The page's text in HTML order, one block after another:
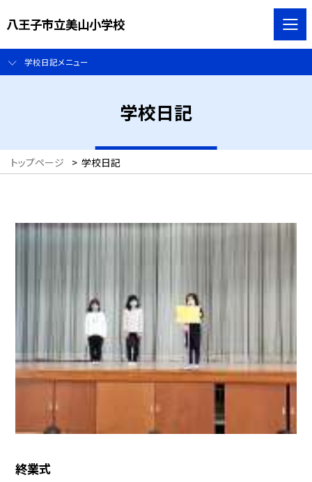
八王子市立美山小学校
学校日記メニュー
学校日記
トップページ > 学校日記
終業式